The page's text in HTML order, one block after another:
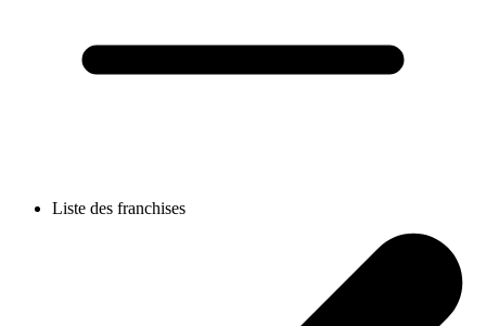
Liste des franchises